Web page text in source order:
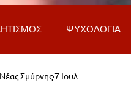
ΨΥΧΟΛΟΓΙΑ
& ΑΠΟΨΕΙΣ
Σμύρνης7 Ιουλ